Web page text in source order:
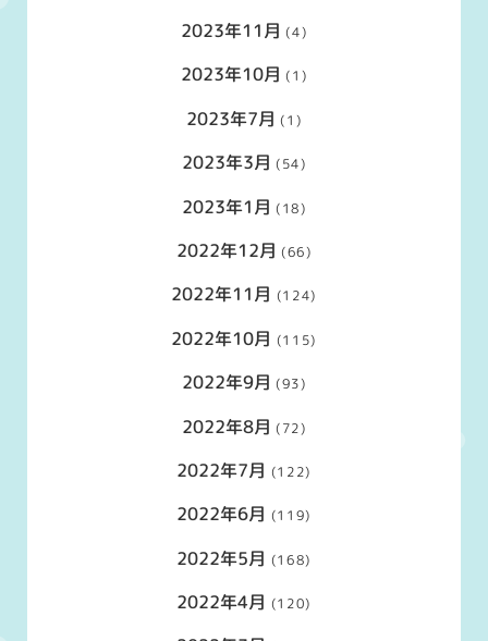
2023年11月 (4)
2023年10月 (1)
2023年7月 (1)
2023年3月 (54)
2023年1月 (18)
2022年12月 (66)
2022年11月 (124)
2022年10月 (115)
2022年9月 (93)
2022年8月 (72)
2022年7月 (122)
2022年6月 (119)
2022年5月 (168)
2022年4月 (120)